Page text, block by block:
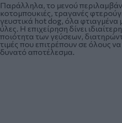
Παράλληλα, το μενού
κοτομπουκιές, τραγανές
γευστικά hot dog, όλα φτιαγμένα
ύλες. Η επιχείρηση δίνει
ποιότητα των γεύσεων,
τιμές που επιτρέπουν σε όλους
δυνατό αποτέλεσμα.